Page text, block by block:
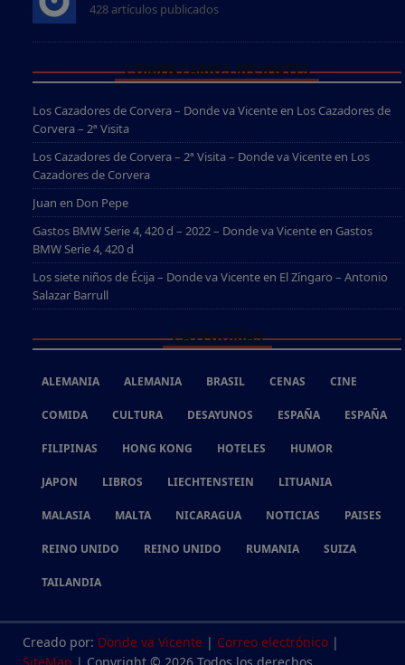
428 artículos publicados
COMENTARIOS RECIENTES
Los Cazadores de Corvera – Donde va Vicenteen Los Cazadores de
Corvera – 2ª Visita
Los Cazadores de Corvera – 2ª Visita – Donde va Vicenteen Los
Cazadores de Corvera
Juan en Don Pepe
Gastos BMW Serie 4, 420 d – 2022 – Donde va Vicenteen Gastos
BMW Serie 4, 420 d
Los siete niños de Écija – Donde va Vicenteen El Zíngaro – Antonio
Salazar Barrull
CATEGORÍAS
ALEMANIA ALEMANIA BRASIL CENAS CINE
COMIDA CULTURA DESAYUNOS ESPAÑA ESPAÑA
FILIPINAS HONG KONG HOTELES HUMOR
JAPON LIBROS LIECHTENSTEIN LITUANIA
MALASIA MALTA NICARAGUA NOTICIAS PAISES
REINO UNIDO REINO UNIDO RUMANIA SUIZA
TAILANDIA
Creado por: Donde va Vicente | Correo electrónico |